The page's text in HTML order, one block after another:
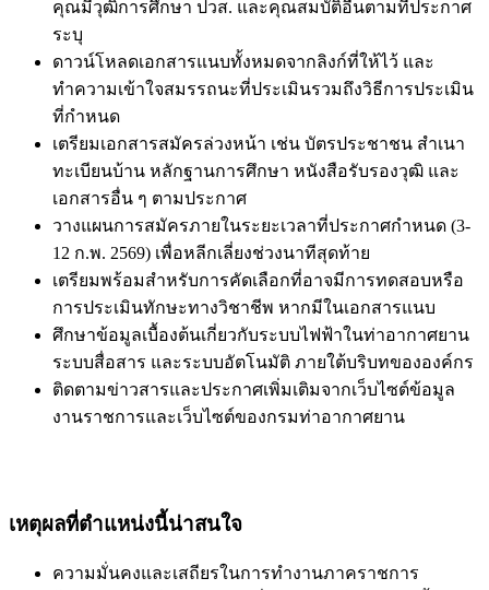
คุณมีวุฒิการศึกษา ปวส. และคุณสมบัติอื่นตามที่ประกาศ
ระบุ
ดาวน์โหลดเอกสารแนบทั้งหมดจากลิงก์ที่ให้ไว้ และ
ทำความเข้าใจสมรรถนะที่ประเมินรวมถึงวิธีการประเมิน
ที่กำหนด
เตรียมเอกสารสมัครล่วงหน้า เช่น บัตรประชาชน สำเนา
ทะเบียนบ้าน หลักฐานการศึกษา หนังสือรับรองวุฒิ และ
เอกสารอื่น ๆ ตามประกาศ
วางแผนการสมัครภายในระยะเวลาที่ประกาศกำหนด (3-
12 ก.พ. 2569) เพื่อหลีกเลี่ยงช่วงนาทีสุดท้าย
เตรียมพร้อมสำหรับการคัดเลือกที่อาจมีการทดสอบหรือ
การประเมินทักษะทางวิชาชีพ หากมีในเอกสารแนบ
ศึกษาข้อมูลเบื้องต้นเกี่ยวกับระบบไฟฟ้าในท่าอากาศยาน
ระบบสื่อสาร และระบบอัตโนมัติ ภายใต้บริบทขององค์กร
ติดตามข่าวสารและประกาศเพิ่มเติมจากเว็บไซต์ข้อมูล
งานราชการและเว็บไซต์ของกรมท่าอากาศยาน
เหตุผลที่ตำแหน่งนี้น่าสนใจ
ความมั่นคงและเสถียรในการทำงานภาคราชการ